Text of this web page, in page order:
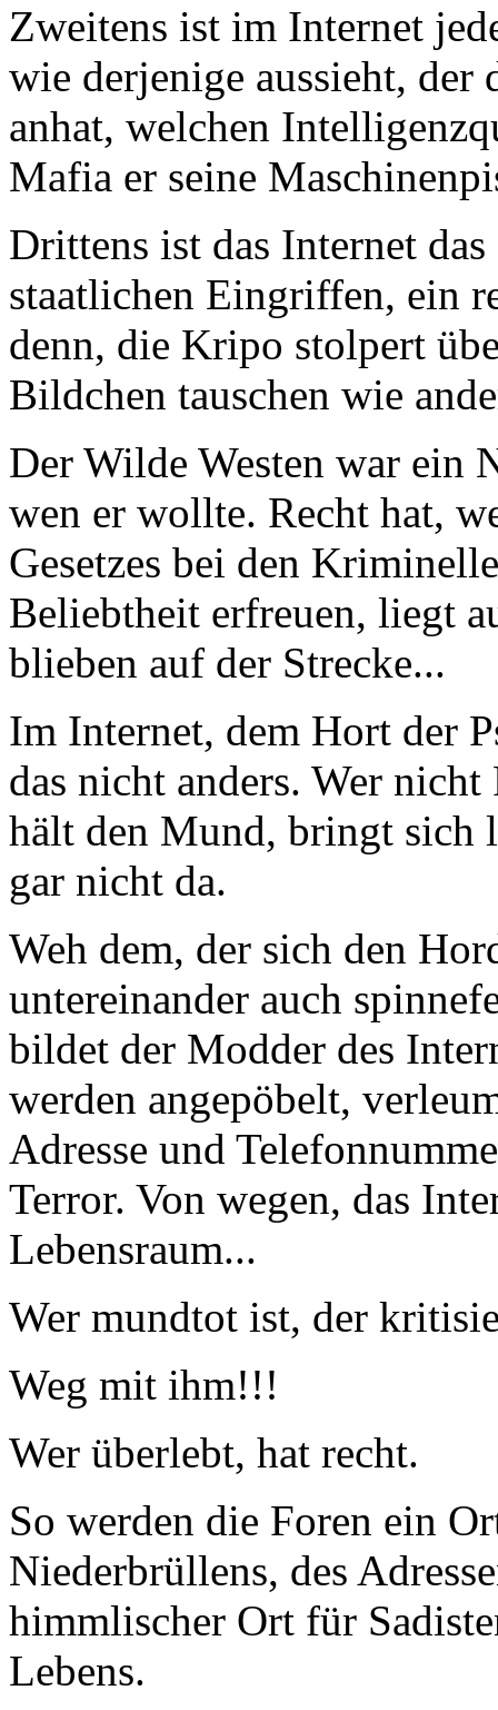
Zweitens ist im Internet
wie derjenige aussieht, der
anhat, welchen
Mafia er seine
Drittens ist das Internet
staatlichen Eingriffen, ein
denn, die Kripo stolpert
Bildchen tauschen wie
Der Wilde Westen war ein
wen er wollte. Recht hat,
Gesetzes bei den
Beliebtheit erfreuen, liegt
blieben auf der Strecke...
Im Internet, dem Hort der
das nicht anders. Wer
hält den Mund, bringt sich
gar nicht da.
Weh dem, der sich den
untereinander auch
bildet der Modder des
werden angepöbelt,
Adresse und
Terror. Von wegen, das
Lebensraum...
Wer mundtot ist, der
Weg mit ihm!!!
Wer überlebt, hat recht.
So werden die Foren ein
Niederbrüllens, des
himmlischer Ort für
Lebens.